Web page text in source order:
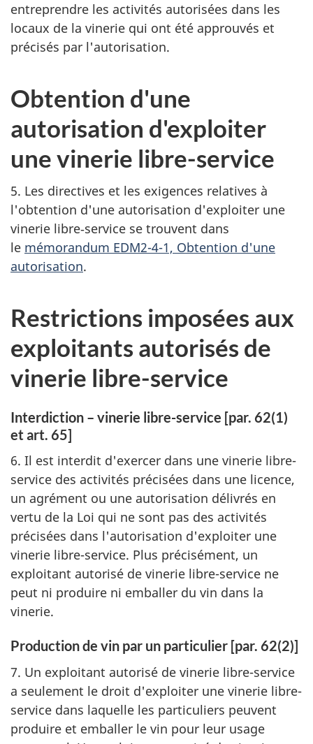
entreprendre les activités autorisées dans les
locaux de la vinerie qui ont été approuvés et
précisés par l'autorisation.
Obtention d'une
autorisation d'exploiter
une vinerie libre-service
5. Les directives et les exigences relatives à
l'obtention d'une autorisation d'exploiter une
vinerie libre‑service se trouvent dans
le mémorandum EDM2-4-1, Obtention d'une
autorisation.
Restrictions imposées aux
exploitants autorisés de
vinerie libre-service
Interdiction – vinerie libre-service [par. 62(1)
et art. 65]
6. Il est interdit d'exercer dans une vinerie libre-
service des activités précisées dans une licence,
un agrément ou une autorisation délivrés en
vertu de la Loi qui ne sont pas des activités
précisées dans l'autorisation d'exploiter une
vinerie libre-service. Plus précisément, un
exploitant autorisé de vinerie libre-service ne
peut ni produire ni emballer du vin dans la
vinerie.
Production de vin par un particulier [par. 62(2)]
7. Un exploitant autorisé de vinerie libre-service
a seulement le droit d'exploiter une vinerie libre-
service dans laquelle les particuliers peuvent
produire et emballer le vin pour leur usage